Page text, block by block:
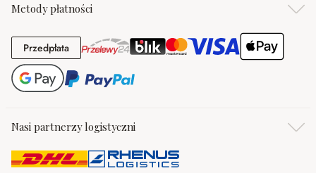
Metody płatności
PrzedpłataPrzedpłata
Nasi partnerzy logistyczni